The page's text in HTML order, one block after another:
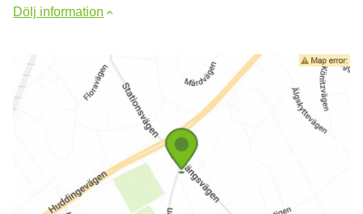
Dölj information